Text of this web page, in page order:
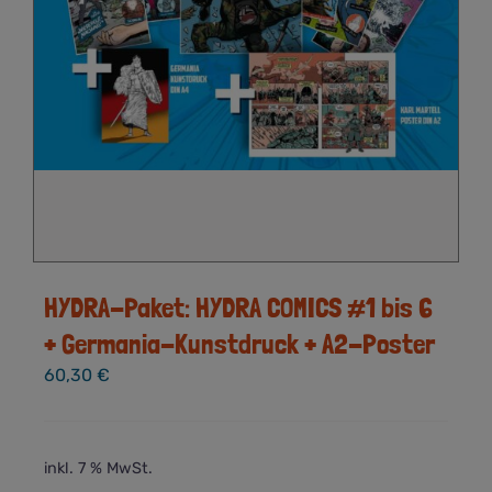
HYDRA-Paket: HYDRA COMICS #1 bis 6
+ Germania-Kunstdruck + A2-Poster
60,30 €
inkl. 7 % MwSt.